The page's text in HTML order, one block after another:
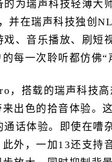
为瑞声科技轻薄大
并在瑞声科技独创
、音乐播放、刷短
每一次聆听都仿佛“
，搭载的瑞声科技
出色的拾音体验。
话体验。即使在嘈
外，一加13还支持